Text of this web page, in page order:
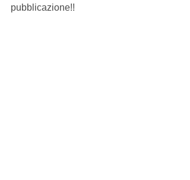
pubblicazione!!